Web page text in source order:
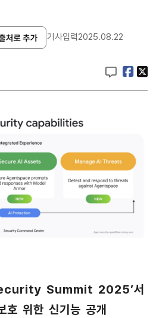
기사입력2025.08.22
Summit 2025’서
호 위한 신기능 공개